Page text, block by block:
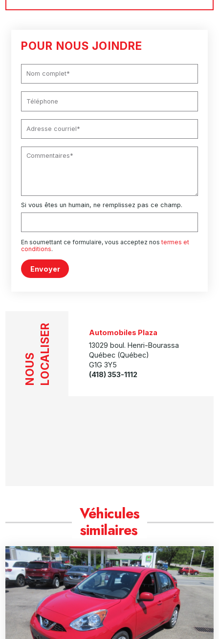
POUR NOUS JOINDRE
Si vous êtes un humain, ne remplissez pas ce champ.
En soumettant ce formulaire, vous acceptez nostermes et
conditions.
Envoyer
NOUS LOCALISER
Automobiles Plaza
13029 boul. Henri-Bourassa
Québec (Québec)
G1G 3Y5
(418) 353-1112
Véhicules
similaires